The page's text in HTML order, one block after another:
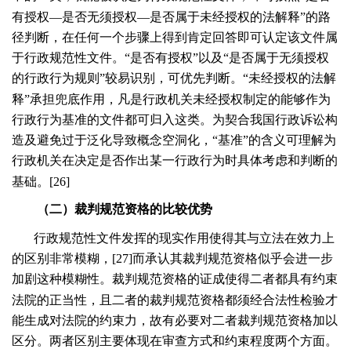
有授权—是否无须授权—是否属于未经授权的法解释”的路
径判断，在任何一个步骤上得到肯定回答即可认定该文件属
于行政规范性文件。“是否有授权”以及“是否属于无须授权
的行政行为规则”较易识别，可优先判断。“未经授权的法解
释”承担兜底作用，凡是行政机关未经授权制定的能够作为
行政行为基准的文件都可归入这类。为契合我国行政诉讼构
造及避免过于泛化导致概念空洞化，“基准”的含义可理解为
行政机关在决定是否作出某一行政行为时具体考虑和判断的
基础。[26]
（二）裁判规范资格的比较优势
行政规范性文件发挥的现实作用使得其与立法在效力上
的区别非常模糊，[27]而承认其裁判规范资格似乎会进一步
加剧这种模糊性。裁判规范资格的证成使得二者都具有约束
法院的正当性，且二者的裁判规范资格都须经合法性检验才
能生成对法院的约束力，故有必要对二者裁判规范资格加以
区分。两者区别主要体现在审查方式和约束程度两个方面。